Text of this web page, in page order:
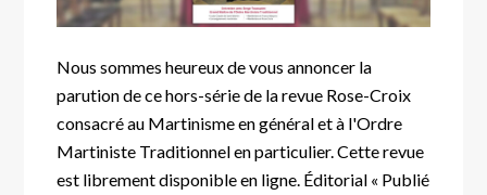
Nous sommes heureux de vous annoncer la
parution de ce hors-série de la revue Rose-Croix
consacré au Martinisme en général et à l'Ordre
Martiniste Traditionnel en particulier. Cette revue
est librement disponible en ligne. Éditorial « Publié